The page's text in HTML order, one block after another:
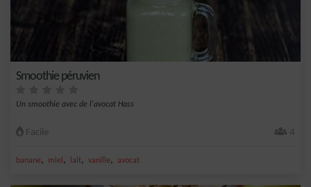
Smoothie péruvien
Un smoothie avec de l'avocat Hass
Facile 4
banane, miel , lait, vanille, avocat